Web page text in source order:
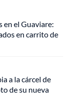
en el Guaviare:
en carrito de
a la cárcel de
de su nueva